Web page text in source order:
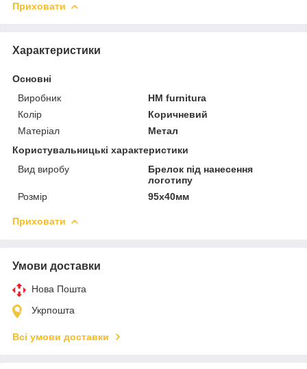
Приховати
Характеристики
Основні
Виробник
HM furnitura
Колір
Коричневий
Матеріал
Метал
Користувальницькі характеристики
Вид виробу
Брелок під нанесення
логотипу
Розмір
95х40мм
Приховати
Умови доставки
Нова Пошта
Укрпошта
Всі умови доставки